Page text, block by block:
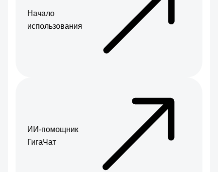
Начало
использования
ИИ-помощник
ГигаЧат